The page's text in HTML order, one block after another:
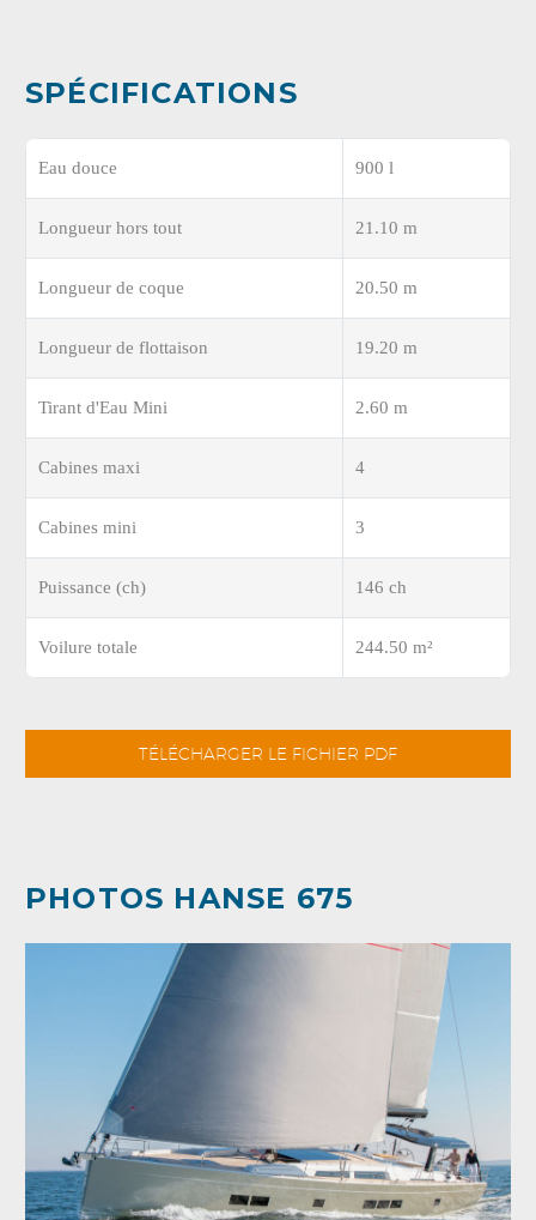
SPÉCIFICATIONS
Eau douce 900 l
Longueur hors tout 21.10 m
Longueur de coque 20.50 m
Longueur de flottaison 19.20 m
Tirant d'Eau Mini 2.60 m
Cabines maxi 4
Cabines mini 3
Puissance (ch) 146 ch
Voilure totale 244.50 m²
TÉLÉCHARGER LE FICHIER PDF
PHOTOS HANSE 675